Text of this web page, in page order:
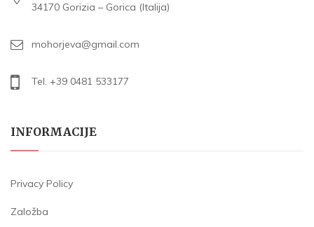
34170 Gorizia – Gorica (Italija)
mohorjeva@gmail.com
Tel. +39 0481 533177
INFORMACIJE
Privacy Policy
Založba